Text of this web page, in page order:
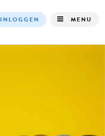
INLOGGEN MENU